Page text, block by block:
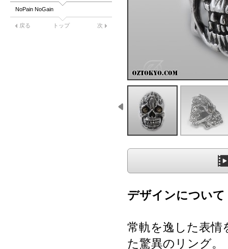
NoPain NoGain
戻る トップ 次
デザインについて
常軌を逸した表
た驚異のリング。